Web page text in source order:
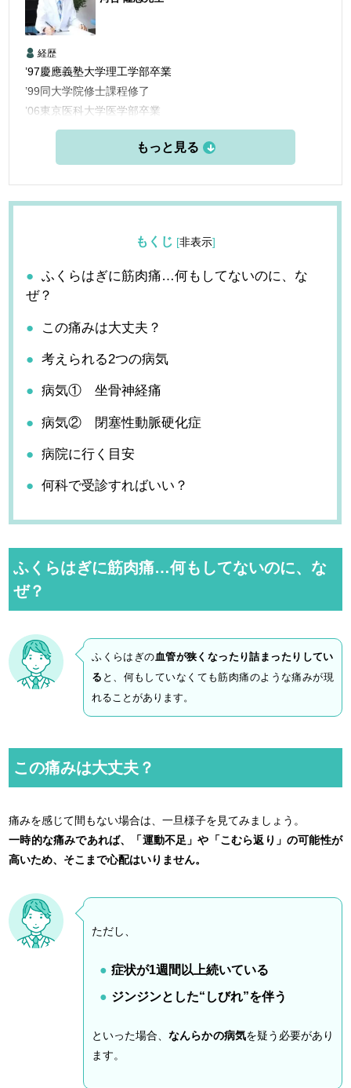
経歴
’97慶應義塾大学理工学部卒業
’99同大学院修士課程修了
’06東京医科大学医学部卒業
’06三楽病院臨床研修医
’08三楽病院整形外科他勤務
’13愛知医科大学学際的痛みセンター勤務
’15米国ペインマネジメント＆アンチエイジングセンター他研
’16フェリシティークリニック名古屋 開設
もくじ [非表示]
ふくらはぎに筋肉痛…何もしてないのに、な
ぜ？
この痛みは大丈夫？
考えられる2つの病気
病気① 坐骨神経痛
病気② 閉塞性動脈硬化症
病院に行く目安
何科で受診すればいい？
ふくらはぎに筋肉痛…何もしてないのに、な
ぜ？
ふくらはぎの血管が狭くなったり詰まったりしてい
る と、何もしていなくても筋肉痛のような痛みが現
れることがあります。
この痛みは大丈夫？
痛みを感じて間もない場合は、一旦様子を見てみましょう。
一時的な痛みであれば、「運動不足」や「こむら返り」の可能性が
高いため、そこまで心配はいりません。
ただし、
症状が1週間以上続いている
ジンジンとした“しびれ”を伴う
といった場合、なんらかの病気を疑う必要があり
ます。